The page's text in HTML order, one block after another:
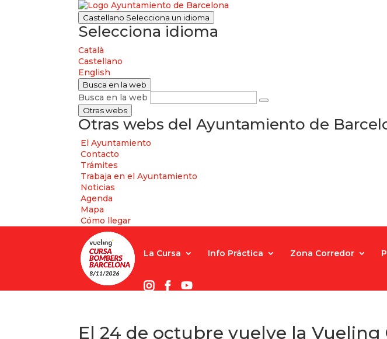
Castellano Selecciona un idioma
Selecciona idioma
Català
Castellano
English
Busca en la web
Busca en la web
Otras webs
Otras webs del Ayuntamiento de
El Ayuntamiento
Contacto
Trámites
Trabaja en el Ayuntamiento
Noticias
Agenda
Mapa
Cómo llegar
La Cursa Info Práctica Zona Corredor
El 24 de octubre vuelve la